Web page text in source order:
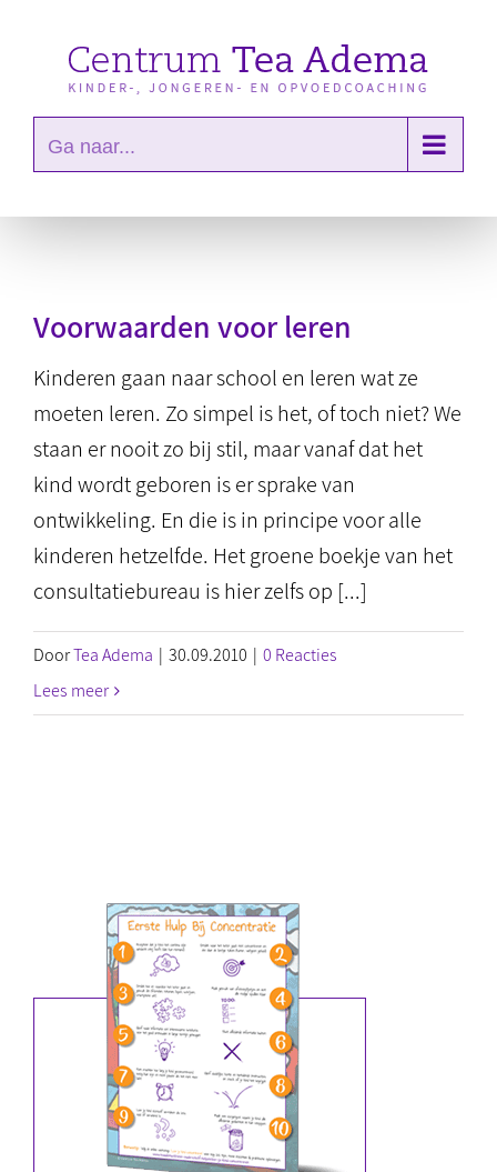
Ga naar...
Voorwaarden voor leren
Kinderen gaan naar school en leren wat ze
moeten leren. Zo simpel is het, of toch niet? We
staan er nooit zo bij stil, maar vanaf dat het
kind wordt geboren is er sprake van
ontwikkeling. En die is in principe voor alle
kinderen hetzelfde. Het groene boekje van het
consultatiebureau is hier zelfs op [...]
DoorTea Adema | 30.09.2010 | 0 Reacties
Lees meer